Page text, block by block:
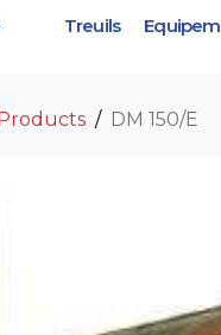
Treuils
E
DM 150/E